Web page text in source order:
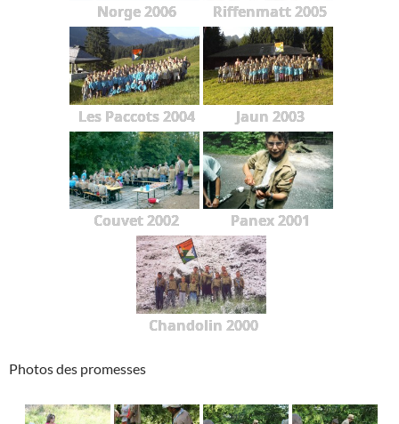
Norge 2006 Riffenmatt 2005
Les Paccots 2004 Jaun 2003
Couvet 2002 Panex 2001
Chandolin 2000
Photos des promesses